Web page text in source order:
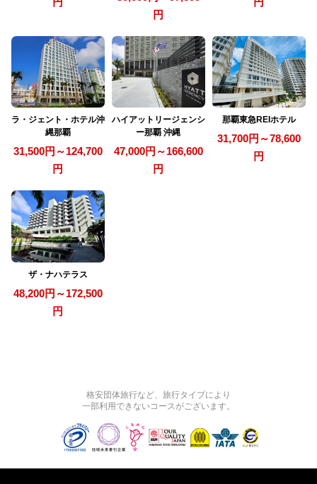
円
ラ・ジェント・ホテル沖
縄那覇
31,500円～124,700
円
ハイアットリージェンシ
ー那覇 沖縄
47,000円～166,600
円
那覇東急REIホテル
31,700円～78,600
円
ザ・ナハテラス
48,200円～172,500
円
格安団体旅行など、旅行タイプにより
一部利用できないコースがございます。